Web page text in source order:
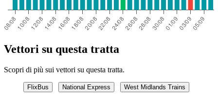
Vettori su questa tratta
Scopri di più sui vettori su questa tratta.
FlixBus National Express West Midlands Trains